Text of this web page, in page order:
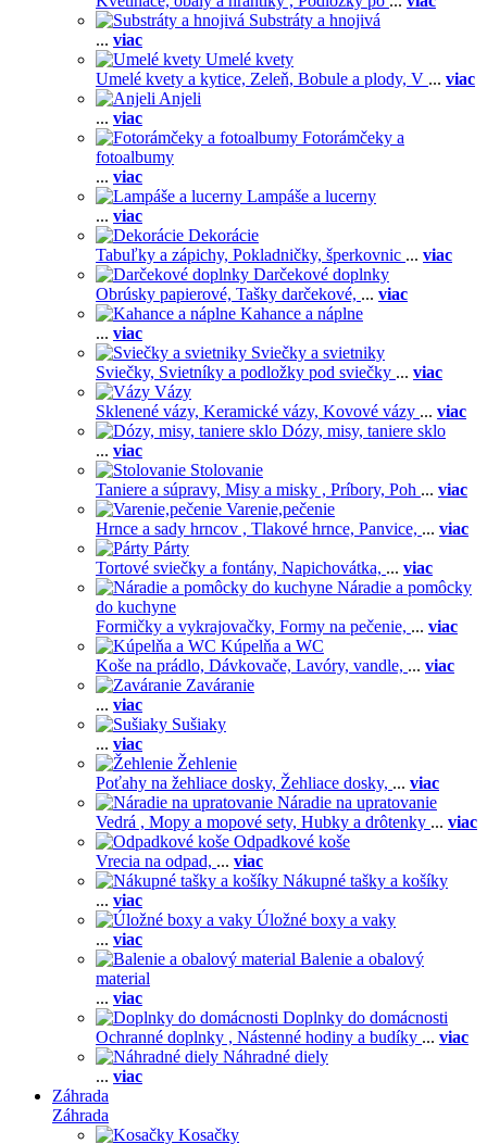
Substráty a hnojivá
... viac
Umelé kvety
Umelé kvety a kytice, Zeleň, Bobule a plody, V ... viac
Anjeli
... viac
Fotorámčeky a
fotoalbumy
... viac
Lampáše a lucerny
... viac
Dekorácie
Tabuľky a zápichy, Pokladničky, šperkovnic ... viac
Darčekové doplnky
Obrúsky papierové, Tašky darčekové, ... viac
Kahance a náplne
... viac
Sviečky a svietniky
Sviečky, Svietníky a podložky pod sviečky ... viac
Vázy
Sklenené vázy, Keramické vázy, Kovové vázy ... viac
Dózy, misy, taniere sklo
... viac
Stolovanie
Taniere a súpravy, Misy a misky , Príbory, Poh ... viac
Varenie,pečenie
Hrnce a sady hrncov , Tlakové hrnce, Panvice, ... viac
Párty
Tortové sviečky a fontány, Napichovátka, ... viac
Náradie a pomôcky
do kuchyne
Formičky a vykrajovačky, Formy na pečenie, ... viac
Kúpelňa a WC
Koše na prádlo, Dávkovače, Lavóry, vandle, ... viac
Zaváranie
... viac
Sušiaky
... viac
Žehlenie
Poťahy na žehliace dosky, Žehliace dosky, ... viac
Náradie na upratovanie
Vedrá , Mopy a mopové sety, Hubky a drôtenky ... viac
Odpadkové koše
Vrecia na odpad, ... viac
Nákupné tašky a košíky
... viac
Úložné boxy a vaky
... viac
Balenie a obalový
material
... viac
Doplnky do domácnosti
Ochranné doplnky , Nástenné hodiny a budíky ... viac
Náhradné diely
... viac
Záhrada
Záhrada
Kosačky